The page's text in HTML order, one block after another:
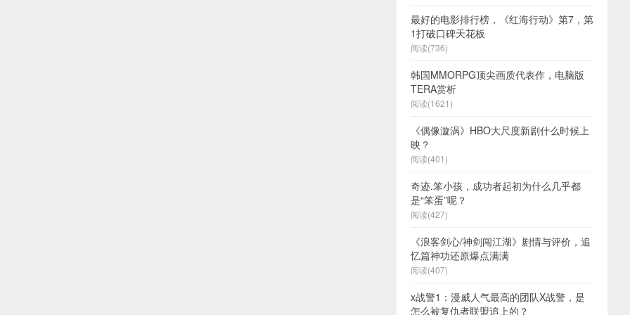
最好的电影排行榜，《红海行动》第7，第
1打破口碑天花板
阅读(736)
韩国MMORPG顶尖画质代表作，电脑版
TERA赏析
阅读(1621)
《偶像漩涡》HBO大尺度新剧什么时候上
映？
阅读(401)
奇迹.笨小孩，成功者起初为什么几乎都
是“笨蛋”呢？
阅读(427)
《浪客剑心/神剑闯江湖》剧情与评价，追
忆篇神功还原爆点满满
阅读(407)
x战警1：漫威人气最高的团队X战警，是
怎么被复仇者联盟追上的？